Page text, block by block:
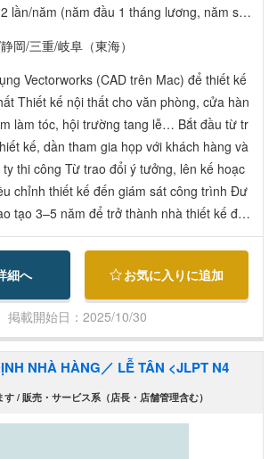
lần/năm (năm đầu 1 tháng lương, năm sau
Trung bình 20h/tháng (1 năm đầu hầu như
雇用形態: 正社員 試用期間: 3ヶ
実績による） 昇給: 年1回 残業: 月平均
入社1年目はほぼ残業なし） Bảo hiểm x
máy bay sang Nhật Hỗ trợ
yên/tháng) Phụ cấp gia đình: Vợ/
yên, con 5.000 yên Nghỉ: Chủ nhật,
lễ, nghỉ hè, Tết, tang lễ, phép năm (105 ngà
当：配偶者1万円、子5,000
、有給（年間休日105日）
岡/三重/岐阜（東海）
Vectorworks (CAD trên Mac) để thiết kế
cửa hàn
làm tóc, hội trường tang lễ… Bắt đầu từ tr
kế, dần tham gia họp với khách hàng và
trao đổi ý tưởng, lên kế hoạc
chỉnh thiết kế đến giám sát công trình Đư
tạo 3–5 năm để trở thành nhà thiết kế độc
業務 オフィス、店舗、美容院、葬儀
どの内装設計 設計助手としてスタート
々に顧客・施工会社との打合せに参加 プラ
案、設計調整、見積依頼、施工打合せまで幅
広く担当 3～5年で独り立ちを目指す育成環境あり
細へ お気に入りに追加
掲載開始日：2025/10/30
NHÀ HÀNG／ LỄ TÂN <JLPT N4
/ 販売・サービス系（店長・店舗管理含む）